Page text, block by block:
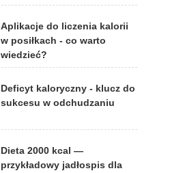
Aplikacje do liczenia kalorii
w posiłkach - co warto
wiedzieć?
Deficyt kaloryczny - klucz do
sukcesu w odchudzaniu
Dieta 2000 kcal —
przykładowy jadłospis dla